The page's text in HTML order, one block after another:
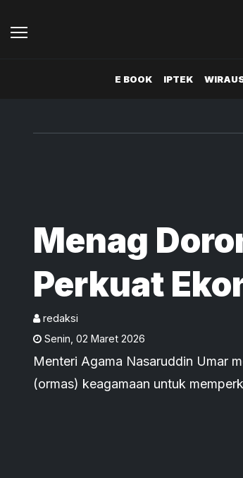
E BOOK IPTEK
Menag
Perkuat
redaksi
Senin 02 Maret 2026
Menteri Agama Nasaruddin Umar
(ormas) keagamaan untuk